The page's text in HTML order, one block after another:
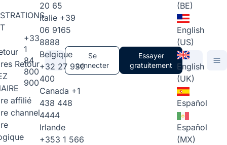
Retour
affilié
channel
+33
1
84
800
900
20 65
Italie +39
06 9165
8888
Belgique
+32 27 930
400
Canada +1
438 448
4444
Irlande
+353 1 566
Se
connecter
Essayer
gratuitement
(BE)
English
(US)
English
(UK)
Español
Español
(MX)